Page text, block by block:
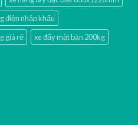
điện nhập khấu
giá rẻ
xe đẩy mặt bàn 200kg